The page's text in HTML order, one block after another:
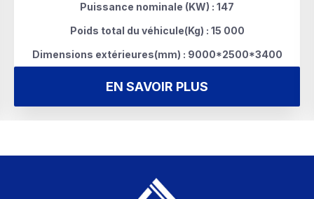
Puissance nominale (KW) : 147
Poids total du véhicule(Kg) : 15 000
Dimensions extérieures(mm) : 9000*2500*3400
EN SAVOIR PLUS